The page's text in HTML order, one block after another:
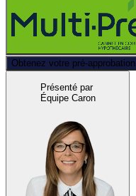
Obtenez votre pré-approbation
Présenté par
Équipe Caron